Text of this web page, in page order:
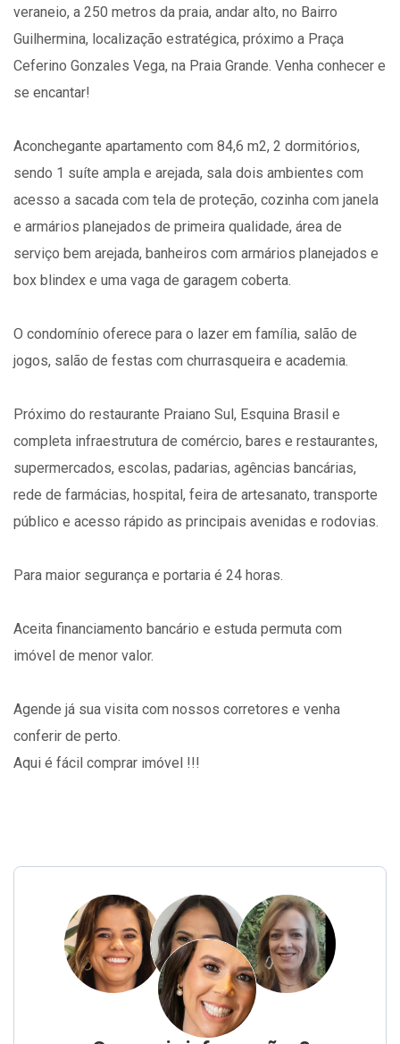
veraneio, a 250 metros da praia, andar alto, no Bairro
Guilhermina, localização estratégica, próximo a Praça
Ceferino Gonzales Vega, na Praia Grande. Venha conhecer e
se encantar!
Aconchegante apartamento com 84,6 m2, 2 dormitórios,
sendo 1 suíte ampla e arejada, sala dois ambientes com
acesso a sacada com tela de proteção, cozinha com janela
e armários planejados de primeira qualidade, área de
serviço bem arejada, banheiros com armários planejados e
box blindex e uma vaga de garagem coberta.
O condomínio oferece para o lazer em família, salão de
jogos, salão de festas com churrasqueira e academia.
Próximo do restaurante Praiano Sul, Esquina Brasil e
completa infraestrutura de comércio, bares e restaurantes,
supermercados, escolas, padarias, agências bancárias,
rede de farmácias, hospital, feira de artesanato, transporte
público e acesso rápido as principais avenidas e rodovias.
Para maior segurança e portaria é 24 horas.
Aceita financiamento bancário e estuda permuta com
imóvel de menor valor.
Agende já sua visita com nossos corretores e venha
conferir de perto.
Aqui é fácil comprar imóvel !!!